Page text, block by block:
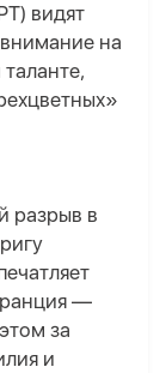
видят
на
разрыв в
—
за
и